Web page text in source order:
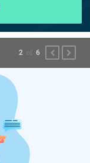
zum
2 of 6 PREVIOUS